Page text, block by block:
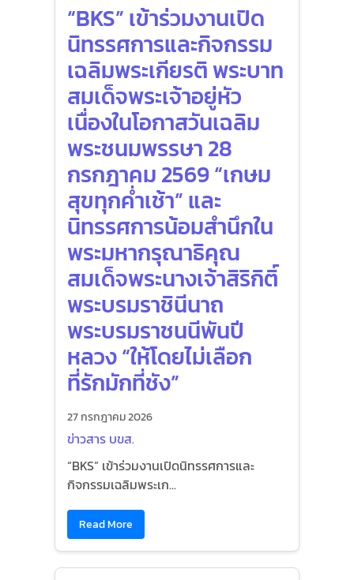
“BKS” เข้าร่วมงานเปิด
นิทรรศการและกิจกรรม
เฉลิมพระเกียรติ พระบาท
สมเด็จพระเจ้าอยู่หัว
เนื่องในโอกาสวันเฉลิม
พระชนมพรรษา 28
กรกฎาคม 2569 “เกษม
สุขทุกค่ำเช้า” และ
นิทรรศการน้อมสำนึกใน
พระมหากรุณาธิคุณ
สมเด็จพระนางเจ้าสิริกิติ์
พระบรมราชินีนาถ
พระบรมราชนนีพันปี
หลวง “ให้โดยไม่เลือก
ที่รักมักที่ชัง”
27 กรกฎาคม 2026
ข่าวสาร บขส.
“BKS” เข้าร่วมงานเปิดนิทรรศการและ
กิจกรรมเฉลิมพระเก...
Read More